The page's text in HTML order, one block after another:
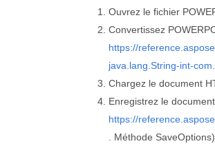
Ouvrez le fichier
Convertissez
https://
java.lang.String-int-
Chargez le document
Enregistrez le
https://
. Méthode